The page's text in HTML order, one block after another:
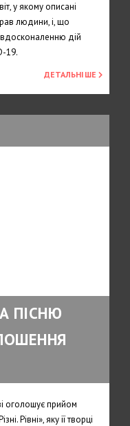
у якому описані
людини, і, що
дій
19.
ДЕТАЛЬНІШЕ
ПІСНЮ
оголошує прийом
Рівні», яку її творці